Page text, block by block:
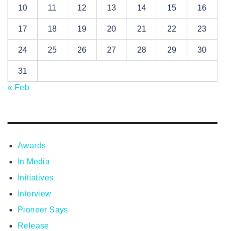
10 11 12 13 14 15 16
17 18 19 20 21 22 23
24 25 26 27 28 29 30
31
« Feb
Awards
In Media
Initiatives
Interview
Pioneer Says
Release